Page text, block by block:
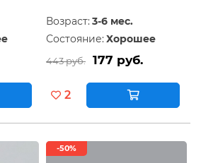
Возраст: 3-6 мес.
Состояние: Хорошее
443 руб. 177 руб.
2
-50%